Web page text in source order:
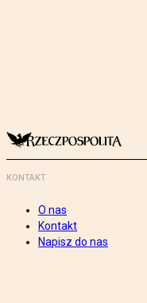
KONTAKT
O nas
Kontakt
Napisz do nas